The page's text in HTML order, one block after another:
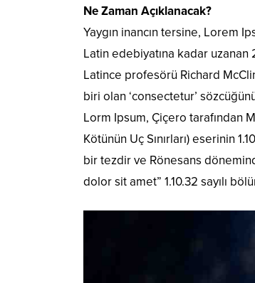
Ne Zaman Açıklanacak?
Yaygın inancın tersine, Lorem
Latin edebiyatına kadar uzanan
Latince profesörü Richard
biri olan ‘consectetur’
Lorm Ipsum, Çiçero tarafından
Kötünün Uç Sınırları) eserinin
bir tezdir ve Rönesans
dolor sit amet” 1.10.32 sayılı